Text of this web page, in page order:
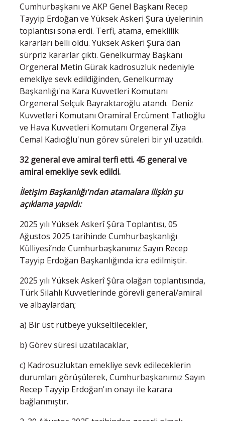
Cumhurbaşkanı ve AKP Genel Başkanı Recep
Tayyip Erdoğan ve Yüksek Askeri Şura üyelerinin
toplantısı sona erdi. Terfi, atama, emeklilik
kararları belli oldu. Yüksek Askeri Şura'dan
sürpriz kararlar çıktı. Genelkurmay Başkanı
Orgeneral Metin Gürak kadrosuzluk nedeniyle
emekliye sevk edildiğinden, Genelkurmay
Başkanlığı'na Kara Kuvvetleri Komutanı
Orgeneral Selçuk Bayraktaroğlu atandı. Deniz
Kuvvetleri Komutanı Oramiral Ercüment Tatlıoğlu
ve Hava Kuvvetleri Komutanı Orgeneral Ziya
Cemal Kadıoğlu'nun görev süreleri bir yıl uzatıldı.
32 general eve amiral terfi etti. 45 general ve
amiral emekliye sevk edildi.
İletişim Başkanlığı'ndan atamalara ilişkin şu
açıklama yapıldı:
2025 yılı Yüksek Askerî Şûra Toplantısı, 05
Ağustos 2025 tarihinde Cumhurbaşkanlığı
Külliyesi’nde Cumhurbaşkanımız Sayın Recep
Tayyip Erdoğan Başkanlığında icra edilmiştir.
2025 yılı Yüksek Askerî Şûra olağan toplantısında,
Türk Silahlı Kuvvetlerinde görevli general/amiral
ve albaylardan;
a) Bir üst rütbeye yükseltilecekler,
b) Görev süresi uzatılacaklar,
c) Kadrosuzluktan emekliye sevk edileceklerin
durumları görüşülerek, Cumhurbaşkanımız Sayın
Recep Tayyip Erdoğan'ın onayı ile karara
bağlanmıştır.